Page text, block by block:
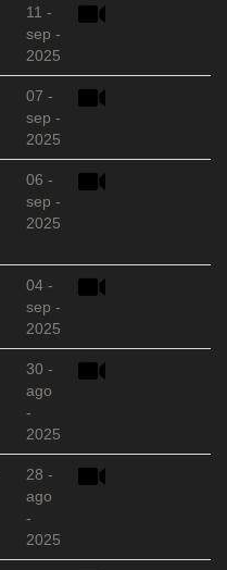
11 -
sep -
2025
07 -
sep -
2025
06 -
sep -
2025
04 -
sep -
2025
30 -
ago
-
2025
28 -
ago
-
2025